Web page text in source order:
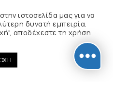
προσβασιμότητας
το πρότυπο WCAG 2.1
ιστοσελίδα μας για να
δυνατή εμπειρία.
αποδέχεστε τη χρήση